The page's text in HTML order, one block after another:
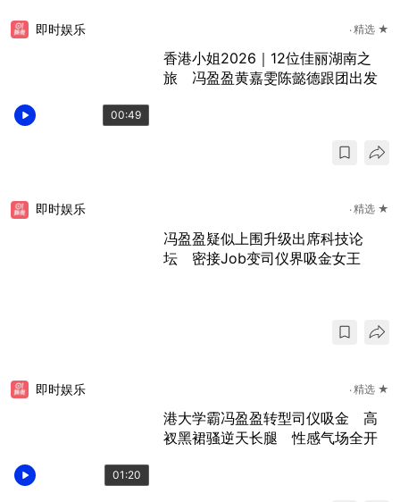
00:49
即时娱乐 精选 ★
香港小姐2026｜12位佳丽湖南之
旅 冯盈盈黄嘉雯陈懿德跟团出发
即时娱乐 精选 ★
冯盈盈疑似上围升级出席科技论
坛 密接Job变司仪界吸金女王
01:20
即时娱乐 精选 ★
港大学霸冯盈盈转型司仪吸金 高
衩黑裙骚逆天长腿 性感气场全开